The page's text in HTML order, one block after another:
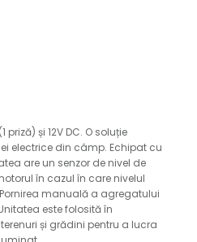
și 12V DC. O soluție
electrice din câmp. Echipat cu
are un senzor de nivel de
în cazul în care nivelul
Pornirea manuală a agregatului
este folosită în
și grădini pentru a lucra